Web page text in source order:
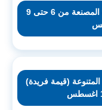
عروض نستو هايبر ماركت المصنعة من 6 حتى 9
(قيمة فريدة)